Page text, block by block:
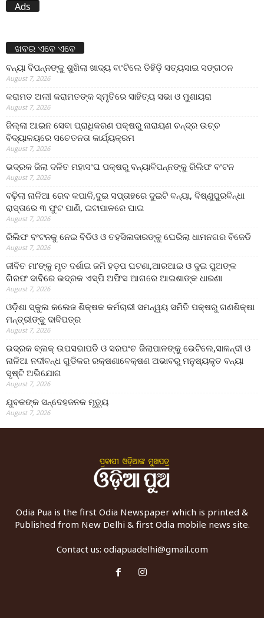
Ads
ଖବର ଏବେ ଏବେ
ବନ୍ୟା ବିପନ୍ନଙ୍କୁ ଶୁଖିଲା ଖାଦ୍ୟ ବାଂଟିଲେ ତିହିଡି଼ ସତ୍ୟସାଇ ସଙ୍ଗଠନ
August 7, 2026
କରାମତ ଅଲୀ କରାମତଙ୍କ ସ୍ମୃତିରେ ସାହିତ୍ୟ ସଭା ଓ ମୁଶାୟରା
August 7, 2026
ଜିଲ୍ଲା ଆଇନ ସେବା ପ୍ରାଧିକରଣ ପକ୍ଷରୁ ନାରାୟଣ ଚନ୍ଦ୍ର ଉଚ୍ଚ
ବିଦ୍ୟାଳୟରେ ସଚେତନତା କାର୍ଯ୍ୟକ୍ରମ
August 7, 2026
ଭଦ୍ରକ ଜିଲା ଦଳିତ ମହାସଂଘ ପକ୍ଷରୁ ବନ୍ୟାବିପନ୍ନଙ୍କୁ ରିଲିଫ ବଂଟନ
August 7, 2026
ବଢ଼ିଲା ନାଳିଆ ରେବ କପାଳି,ଦୁଇ ସପ୍ତାହରେ ଦୁଇଟି ବନ୍ୟା, ବିଷ୍ଣୁପୁରବିନ୍ଧା
ରାସ୍ତାରେ ୩ ଫୁଟ ପାଣି, ଇଟାପାଳରେ ଘାଇ
August 7, 2026
ରିଲିଫ ବଂଟନକୁ ନେଇ ବିଡିଓ ଓ ତହସିଲଦାରଙ୍କୁ ଘେରିଲା ଧାମନଗର ବିଜେଡି
August 7, 2026
ଜୀବିତ ମା’ଙ୍କୁ ମୃତ ଦର୍ଶାଇ ଜମି ହଡ଼ପ ଘଟଣା,ଆରଆଇ ଓ ଦୁଇ ପୁଅଙ୍କ
ଗିରଫ ଦାବିରେ ଭଦ୍ରକ ଏସ୍‌ପି ଅଫିସ ଆଗରେ ଆଇଶାଙ୍କ ଧାରଣା
August 7, 2026
ଓଡ଼ିଶା ସ୍କୁଲ କଲେଜ ଶିକ୍ଷକ କର୍ମଚାରୀ ସମନ୍ୱୟ ସମିତି ପକ୍ଷରୁ ଗଣଶିକ୍ଷା
ମନ୍ତ୍ରୀଙ୍କୁ ଦାବିପତ୍ର
August 7, 2026
ଭଦ୍ରକ ବ୍ଲକ୍ ଉପସଭାପତି ଓ ସରପଂଚ ଜିଲାପାଳଙ୍କୁ ଭେଟିଲେ,ସାଳନ୍ଦୀ ଓ
ନାଳିଆ ନଦୀବନ୍ଧ ଗୁଡିକର ରକ୍ଷଣାବେକ୍ଷଣ ଅଭାବରୁ ମନୁଷ୍ୟକୃତ ବନ୍ୟା
ସୃଷ୍ଟି ଅଭିଯୋଗ
August 7, 2026
ଯୁବକଙ୍କ ସନ୍ଦେହଜନକ ମୃତ୍ୟୁ
August 7, 2026
Odia Pua is the first Odia Newspaper which is printed &
Published from New Delhi & first Odia mobile news site.
Contact us: odiapuadelhi@gmail.com